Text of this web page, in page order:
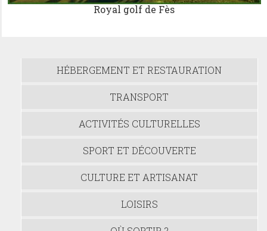
Royal golf de Fès
HÉBERGEMENT ET RESTAURATION
TRANSPORT
ACTIVITÉS CULTURELLES
SPORT ET DÉCOUVERTE
CULTURE ET ARTISANAT
LOISIRS